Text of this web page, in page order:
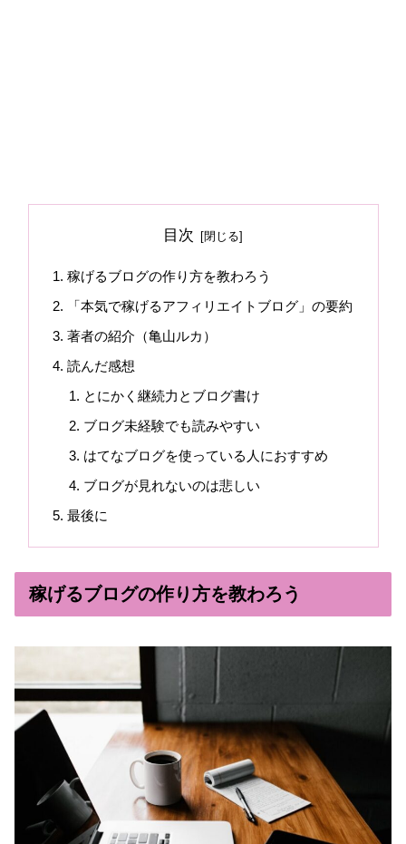
目次
稼げるブログの作り方を教わろう
「本気で稼げるアフィリエイトブログ」の要約
著者の紹介（亀山ルカ）
読んだ感想
とにかく継続力とブログ書け
ブログ未経験でも読みやすい
はてなブログを使っている人におすすめ
ブログが見れないのは悲しい
最後に
稼げるブログの作り方を教わろう